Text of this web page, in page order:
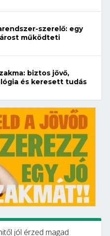
szerelő: egy
működteti
biztos jövő,
és keresett tudás
jól érzed magad